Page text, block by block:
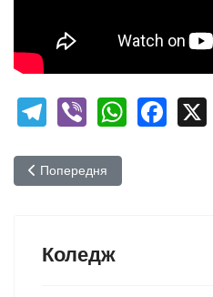
Telegram
Viber
Попередня стаття: Контакти
Попередня
Коледж